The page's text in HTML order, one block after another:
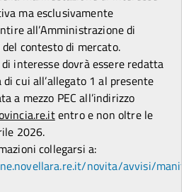
ma esclusivamente
all’Amministrazione di
contesto di mercato.
interesse dovrà essere redatta
di cui all’allegato 1 al presente
a mezzo PEC all’indirizzo
entro e non oltre le
2026.
collegarsi a:
novita/avvisi/